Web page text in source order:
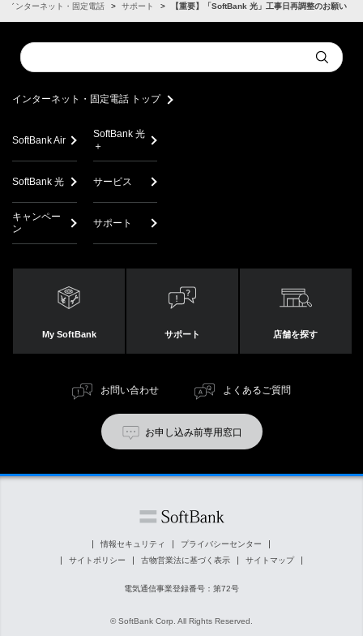
インターネット・固定電話 サポート 【重要】「SoftBank 光」工事日再調整のお願い
Conduct
a
Submit
インターネット・固定電話 トップ
SoftBank Air
SoftBank 光
＋
SoftBank 光 サービス
キャンペー
ン
サポート
My SoftBank サポート 店舗を探す
お問い合わせ よくあるご質問
お申し込み前専用窓口
情報セキュリティ
プライバシーセンター
サイトポリシー
古物営業法に基づく表示 サイトマップ
電気通信事業登録番号：第72号
© SoftBank Corp. All Rights Reserved.